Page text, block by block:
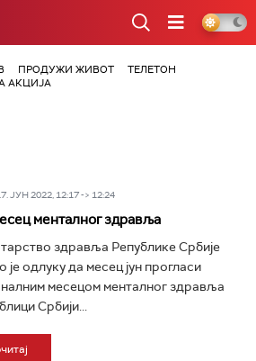
ПРОДУЖИ ЖИВОТ
ТЕЛЕТОН
АКЦИЈА
ЈУН 2022, 12:17 -> 12:24
менталног здравља
здравља Републике Србије
је одлуку да месец јун прогласи
месецом менталног здравља
Србији...